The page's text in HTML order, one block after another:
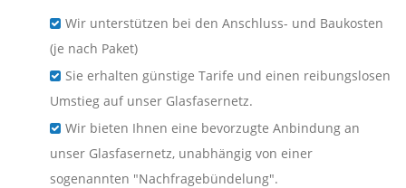
Wir unterstützen bei den Anschluss- und Baukosten
(je nach Paket)
Sie erhalten günstige Tarife und einen reibungslosen
Umstieg auf unser Glasfasernetz.
Wir bieten Ihnen eine bevorzugte Anbindung an
unser Glasfasernetz, unabhängig von einer
sogenannten "Nachfragebündelung".